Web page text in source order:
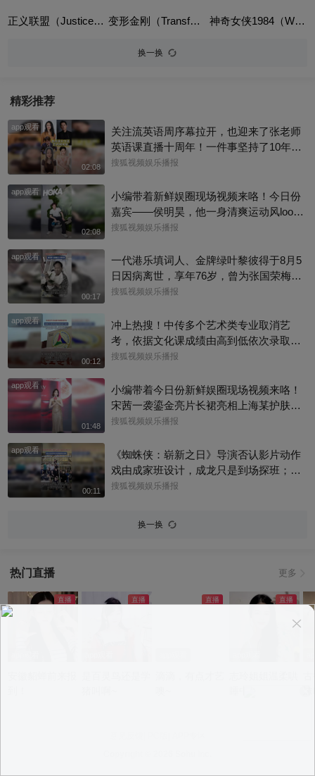
正义联盟（Justice League） 变形金刚（Transformers） 神奇女侠1984（Wonder Woman 1984）
换一换
精彩推荐
app观看
02:08
关注流英语周序幕拉开，也迎来了张老师
英语课直播十周年！一件事坚持了10年真
的太酷了，大家有没有跟着张老师的课
实也藏着不少口语大神，他们一开口就对
味儿了，飙英文的片段甚至堪比口语范
本。今天咱们盘点英文输出质感拉满的艺
编一起来感受下什么叫开口即高级吧！@
张朝阳 @张朝阳的英语课 @麦小麦 @搜
狐先知道 @千里眼小当家 @高速公鹿 @
阿畅酷酷的 @小丰本丰 @小申小申 @刘
一杯 @Jen的很AI @一张大脸 @团子摘星
星 @元气小梨 @三三及里 @小纪炖蘑菇
@吃喝玩乐找阿眉 @周沫Momo @小K财
小超人 @摸鱼兄弟 @直播狐 @小狐 @努
力学习的总结侠
搜狐视频娱乐播报
app观看
02:08
小编带着新鲜娱圈现场视频来咯！今日份
嘉宾——侯明昊，他一身清爽运动风look
现身上海新天地，活力满满，活动上，小
版视频吧！
搜狐视频娱乐播报
app观看
00:17
一代港乐填词人、金牌绿叶黎彼得于8月5
日因病离世，享年76岁，曾为张国荣梅艳
芳歌曲填词，也曾参演《逃学威龙》《鹿
填词到幕前演戏，他把自己活成了香港流
行文化的一个符号。一路走好！
搜狐视频娱乐播报
app观看
00:12
冲上热搜！中传多个艺术类专业取消艺
考，依据文化课成绩由高到低依次录取，
校方工作人员回复称：并不是取消艺考，
搜狐视频娱乐播报
app观看
01:48
小编带着今日份新鲜娱圈现场视频来咯！
宋茜一袭鎏金亮片长裙亮相上海某护肤品
牌举办的新品发布会，活动上，她教学护
有哪些趣事吧#宋茜
搜狐视频娱乐播报
app观看
00:11
《蜘蛛侠：崭新之日》导演否认影片动作
戏由成家班设计，成龙只是到场探班；本
片武指张鹏师从成家班的布拉德·艾伦，成
搜狐视频娱乐播报
换一换
热门直播 更多